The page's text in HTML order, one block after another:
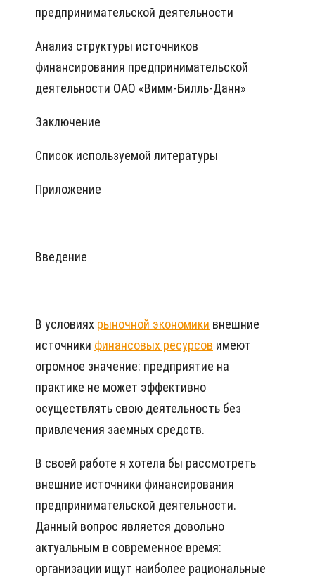
предпринимательской деятельности
Анализ структуры источников
финансирования предпринимательской
деятельности ОАО «Вимм-Билль-Данн»
Заключение
Список используемой литературы
Приложение
Введение
В условиях рыночной экономики внешние
источники финансовых ресурсов имеют
огромное значение: предприятие на
практике не может эффективно
осуществлять свою деятельность без
привлечения заемных средств.
В своей работе я хотела бы рассмотреть
внешние источники финансирования
предпринимательской деятельности.
Данный вопрос является довольно
актуальным в современное время:
организации ищут наиболее рациональные